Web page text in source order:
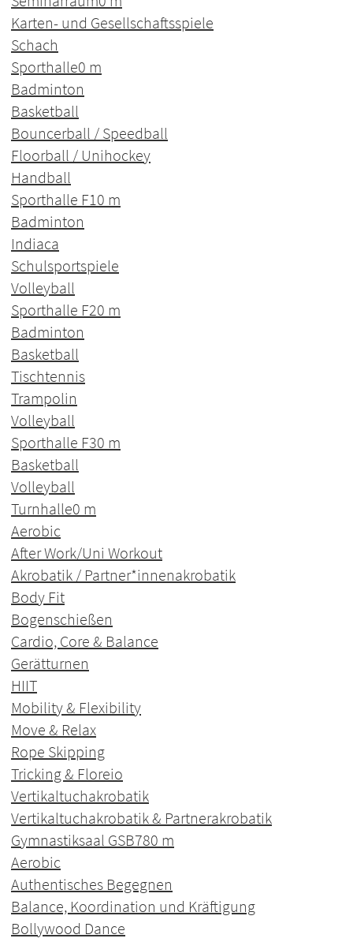
Karten- und Gesellschaftsspiele
Schach
Sporthalle0 m
Badminton
Basketball
Bouncerball / Speedball
Floorball / Unihockey
Handball
Sporthalle F10 m
Badminton
Indiaca
Schulsportspiele
Volleyball
Sporthalle F20 m
Badminton
Basketball
Tischtennis
Trampolin
Volleyball
Sporthalle F30 m
Basketball
Volleyball
Turnhalle0 m
Aerobic
After Work/Uni Workout
Akrobatik / Partner*innenakrobatik
Body Fit
Bogenschießen
Cardio, Core & Balance
Gerätturnen
HIIT
Mobility & Flexibility
Move & Relax
Rope Skipping
Tricking & Floreio
Vertikaltuchakrobatik
Vertikaltuchakrobatik & Partnerakrobatik
Gymnastiksaal GSB780 m
Aerobic
Authentisches Begegnen
Balance, Koordination und Kräftigung
Bollywood Dance